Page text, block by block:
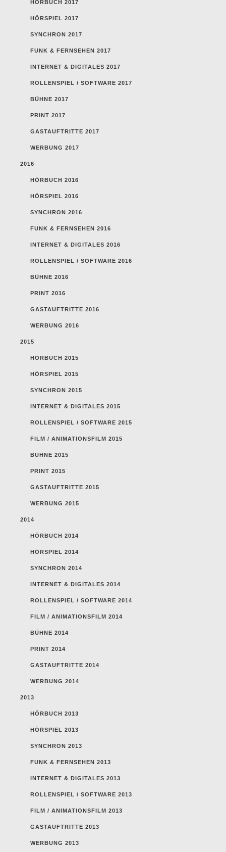
HÖRBUCH 2017
HÖRSPIEL 2017
SYNCHRON 2017
FUNK & FERNSEHEN 2017
INTERNET & DIGITALES 2017
ROLLENSPIEL / SOFTWARE 2017
BÜHNE 2017
PRINT 2017
GASTAUFTRITTE 2017
WERBUNG 2017
2016
HÖRBUCH 2016
HÖRSPIEL 2016
SYNCHRON 2016
FUNK & FERNSEHEN 2016
INTERNET & DIGITALES 2016
ROLLENSPIEL / SOFTWARE 2016
BÜHNE 2016
PRINT 2016
GASTAUFTRITTE 2016
WERBUNG 2016
2015
HÖRBUCH 2015
HÖRSPIEL 2015
SYNCHRON 2015
INTERNET & DIGITALES 2015
ROLLENSPIEL / SOFTWARE 2015
FILM / ANIMATIONSFILM 2015
BÜHNE 2015
PRINT 2015
GASTAUFTRITTE 2015
WERBUNG 2015
2014
HÖRBUCH 2014
HÖRSPIEL 2014
SYNCHRON 2014
INTERNET & DIGITALES 2014
ROLLENSPIEL / SOFTWARE 2014
FILM / ANIMATIONSFILM 2014
BÜHNE 2014
PRINT 2014
GASTAUFTRITTE 2014
WERBUNG 2014
2013
HÖRBUCH 2013
HÖRSPIEL 2013
SYNCHRON 2013
FUNK & FERNSEHEN 2013
INTERNET & DIGITALES 2013
ROLLENSPIEL / SOFTWARE 2013
FILM / ANIMATIONSFILM 2013
GASTAUFTRITTE 2013
WERBUNG 2013